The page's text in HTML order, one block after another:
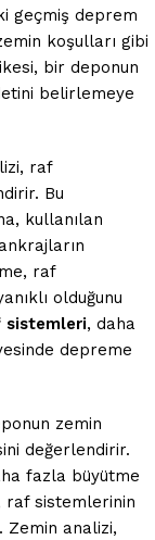
geçmiş deprem
koşulları gibi
bir deponun
belirlemeye
raf
Bu
kullanılan
raf
olduğunu
sistemleri, daha
depreme
zemin
değerlendirir.
fazla büyütme
raf sistemlerinin
Zemin analizi,